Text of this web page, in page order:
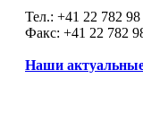
Тел.: +41 22 782 98
Факс: +41 22 782
Наши